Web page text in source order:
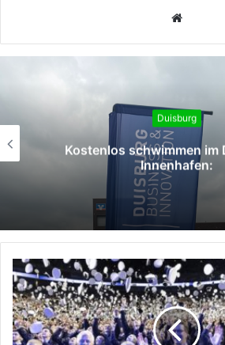
Duisburg
Unternehmertag 2026:
Standort D und Abschied
Schmitz